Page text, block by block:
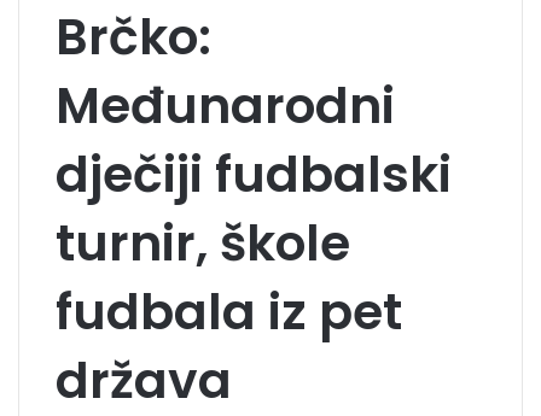
Brčko:
Međunarodni
dječiji fudbalski
turnir, škole
fudbala iz pet
država